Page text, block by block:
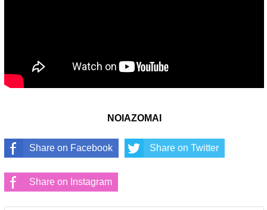
ΝΟΙΑΖΟΜΑΙ
Share on Facebook Share on Twitter
Share on Instagram